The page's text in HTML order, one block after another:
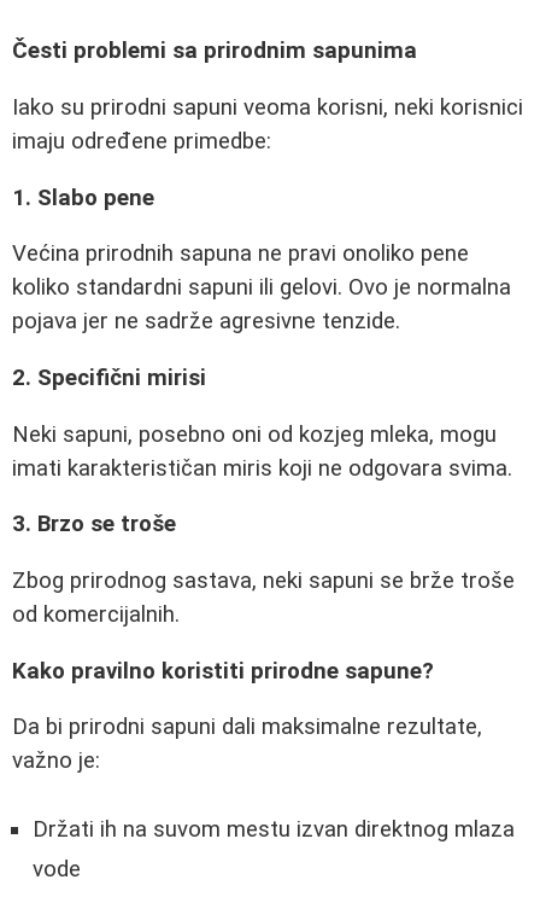
Česti problemi sa prirodnim sapunima
Iako su prirodni sapuni veoma korisni, neki korisnici
imaju određene primedbe:
1. Slabo pene
Većina prirodnih sapuna ne pravi onoliko pene
koliko standardni sapuni ili gelovi. Ovo je normalna
pojava jer ne sadrže agresivne tenzide.
2. Specifični mirisi
Neki sapuni, posebno oni od kozjeg mleka, mogu
imati karakterističan miris koji ne odgovara svima.
3. Brzo se troše
Zbog prirodnog sastava, neki sapuni se brže troše
od komercijalnih.
Kako pravilno koristiti prirodne sapune?
Da bi prirodni sapuni dali maksimalne rezultate,
važno je:
Držati ih na suvom mestu izvan direktnog mlaza
vode